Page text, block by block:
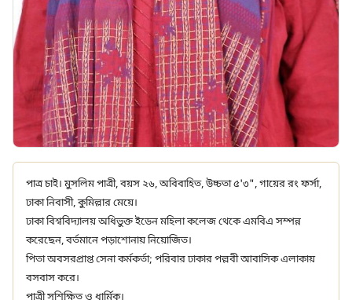
পাত্র চাই। মুসলিম পাত্রী, বয়স ২৬, অবিবাহিত, উচ্চতা ৫'৩", গায়ের রং ফর্সা,
ঢাকা নিবাসী, কুমিল্লার মেয়ে।
ঢাকা বিশ্ববিদ্যালয় অধিভুক্ত ইডেন মহিলা কলেজ থেকে এমবিএ সম্পন্ন
করেছেন, বর্তমানে পড়াশোনায় নিয়োজিত।
পিতা অবসরপ্রাপ্ত সেনা কর্মকর্তা; পরিবার ঢাকার পল্লবী আবাসিক এলাকায়
বসবাস করে।
পাত্রী সুশিক্ষিত ও ধার্মিক।